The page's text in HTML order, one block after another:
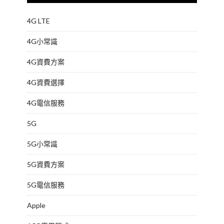
4G LTE
4G小常識
4G資費方案
4G資費選擇
4G電信服務
5G
5G小常識
5G資費方案
5G電信服務
Apple